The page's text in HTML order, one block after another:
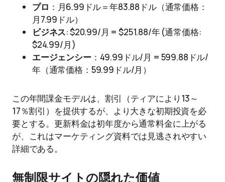
プロ ：月6.99ドル＝年83.88ドル（通常価格：
月7.99ドル）
ビジネス: $20.99/月 = $251.88/年 (通常価格:
$24.99/月)
エージェンシー：49.99ドル/月 = 599.88ドル/
年（通常価格：59.99ドル/月）
この年間課金モデルは、割引（ティアにより13～
17％割引）を提供するが、より大きな初期投資を必
要とする。更新料金は初年度から通常料金に上がる
が、これはマーケティング資料では見逃されやすい
詳細である。
無制限サイトの隠れた価値